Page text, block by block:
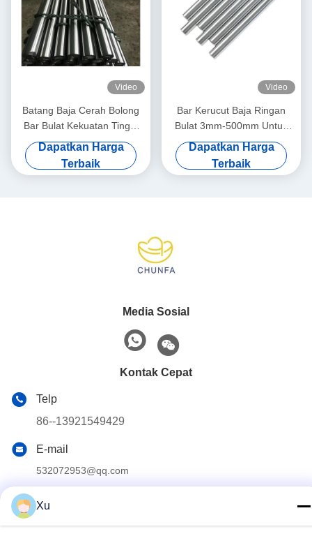
Video
Batang Baja Cerah Bolong
Bar Bulat Kekuatan Tinggi
Panjang Disesuaikan
Dapatkan Harga
Terbaik
Video
Bar Kerucut Baja Ringan
Bulat 3mm-500mm Untuk
Konstruksi / Otomotif
Dapatkan Harga
Terbaik
Media Sosial
Kontak Cepat
Telp
86--13921549429
E-mail
532072953@qq.com
Xu